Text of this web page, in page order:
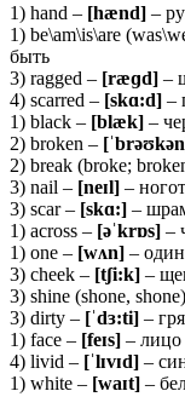
1) hand – [hænd] –
1) be\am\is\are
быть
3) ragged – [ræɡd] –
4) scarred – [skɑ:d] –
1) black – [blæk] –
2) broken –
2) break (broke;
3) nail – [neɪl] –
3) scar – [skɑ:] –
1) across – [əˈkrɒs] –
1) one – [wʌn] – один
3) cheek – [tʃi:k] –
3) shine (shone,
3) dirty – [ˈdɜ:ti] –
1) face – [feɪs] – лицо
4) livid – [ˈlɪvɪd] –
1) white – [waɪt] –